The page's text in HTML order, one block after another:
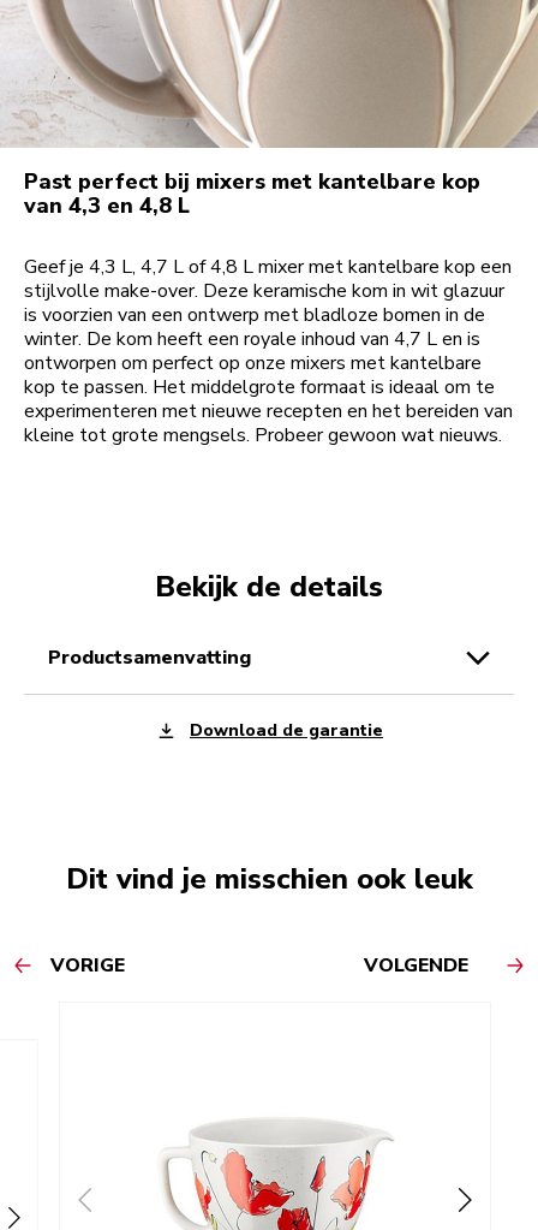
Past perfect bij mixers met kantelbare kop
van 4,3 en 4,8 L
Geef je 4,3 L, 4,7 L of 4,8 L mixer met kantelbare kop een
stijlvolle make-over. Deze keramische kom in wit glazuur
is voorzien van een ontwerp met bladloze bomen in de
winter. De kom heeft een royale inhoud van 4,7 L en is
ontworpen om perfect op onze mixers met kantelbare
kop te passen. Het middelgrote formaat is ideaal om te
experimenteren met nieuwe recepten en het bereiden van
kleine tot grote mengsels. Probeer gewoon wat nieuws.
Bekijk de details
productsamenvatting
Download de garantie
Dit vind je misschien ook leuk
VORIGE VOLGENDE